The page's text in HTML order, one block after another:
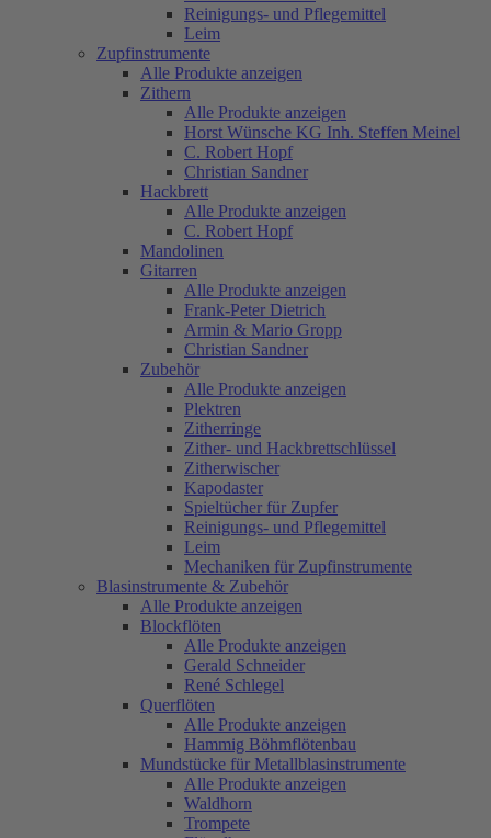
Reinigungs- und Pflegemittel
Leim
Zupfinstrumente
Alle Produkte anzeigen
Zithern
Alle Produkte anzeigen
Horst Wünsche KG Inh. Steffen Meinel
C. Robert Hopf
Christian Sandner
Hackbrett
Alle Produkte anzeigen
C. Robert Hopf
Mandolinen
Gitarren
Alle Produkte anzeigen
Frank-Peter Dietrich
Armin & Mario Gropp
Christian Sandner
Zubehör
Alle Produkte anzeigen
Plektren
Zitherringe
Zither- und Hackbrettschlüssel
Zitherwischer
Kapodaster
Spieltücher für Zupfer
Reinigungs- und Pflegemittel
Leim
Mechaniken für Zupfinstrumente
Blasinstrumente & Zubehör
Alle Produkte anzeigen
Blockflöten
Alle Produkte anzeigen
Gerald Schneider
René Schlegel
Querflöten
Alle Produkte anzeigen
Hammig Böhmflötenbau
Mundstücke für Metallblasinstrumente
Alle Produkte anzeigen
Waldhorn
Trompete